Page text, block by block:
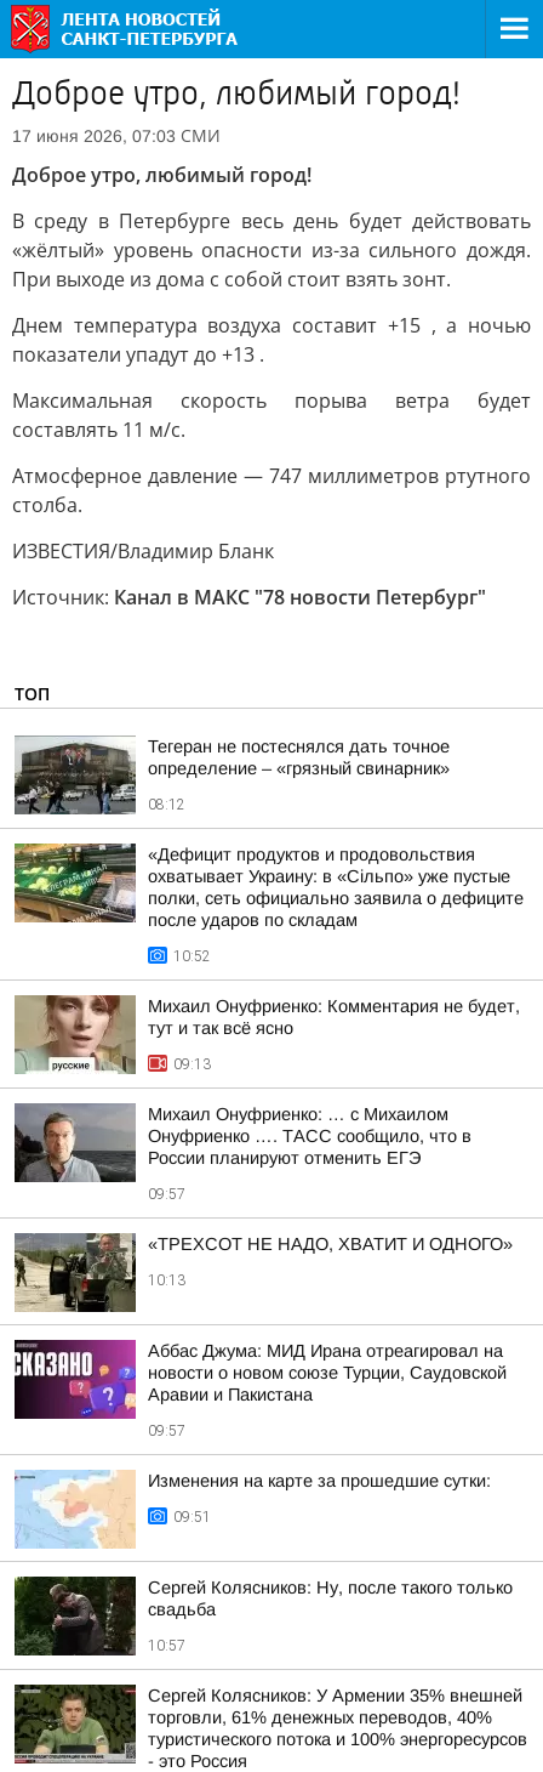
Доброе утро, любимый город!
17 июня 2026, 07:03 СМИ
Доброе утро, любимый город!
В среду в Петербурге весь день будет действовать
«жёлтый» уровень опасности из-за сильного дождя.
При выходе из дома с собой стоит взять зонт.
Днем температура воздуха составит +15 , а ночью
показатели упадут до +13 .
Максимальная скорость порыва ветра будет
составлять 11 м/с.
Атмосферное давление — 747 миллиметров ртутного
столба.
ИЗВЕСТИЯ/Владимир Бланк
Источник: Канал в МАКС "78 новости Петербург"
ТОП
Тегеран не постеснялся дать точное
определение – «грязный свинарник»
08:12
«Дефицит продуктов и продовольствия
охватывает Украину: в «Сільпо» уже пустые
полки, сеть официально заявила о дефиците
после ударов по складам
10:52
Михаил Онуфриенко: Комментария не будет,
тут и так всё ясно
09:13
Михаил Онуфриенко: … с Михаилом
Онуфриенко …. ТАСС сообщило, что в
России планируют отменить ЕГЭ
09:57
«ТРЕХСОТ НЕ НАДО, ХВАТИТ И ОДНОГО»
10:13
Аббас Джума: МИД Ирана отреагировал на
новости о новом союзе Турции, Саудовской
Аравии и Пакистана
09:57
Изменения на карте за прошедшие сутки:
09:51
Сергей Колясников: Ну, после такого только
свадьба
10:57
Сергей Колясников: У Армении 35% внешней
торговли, 61% денежных переводов, 40%
туристического потока и 100% энергоресурсов
- это Россия